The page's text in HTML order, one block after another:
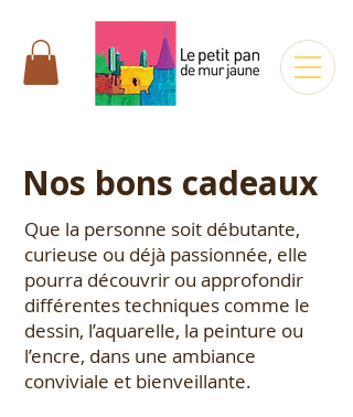
Nos bons cadeaux
Que la personne soit débutante,
curieuse ou déjà passionnée, elle
pourra découvrir ou approfondir
différentes techniques comme le
dessin, l’aquarelle, la peinture ou
l’encre, dans une ambiance
conviviale et bienveillante.